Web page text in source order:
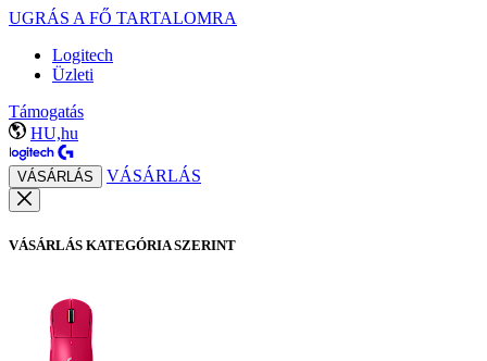
UGRÁS A FŐ TARTALOMRA
Logitech
Üzleti
Támogatás
HU,hu
VÁSÁRLÁS VÁSÁRLÁS
VÁSÁRLÁS KATEGÓRIA SZERINT